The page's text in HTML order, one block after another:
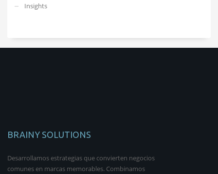
Insights
BRAINY SOLUTIONS
Desarrollamos estrategias que convierten negocios
comunes en marcas memorables. Combinamos